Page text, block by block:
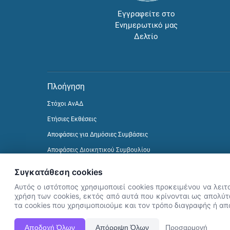
Εγγραφείτε στο
Ενημερωτικό μας
Δελτίο
Πλοήγηση
Στόχοι ΑνΑΔ
Ετήσιες Εκθέσεις
Αποφάσεις για Δημόσιες Συμβάσεις
Αποφάσεις Διοικητικού Συμβουλίου
Συγκατάθεση cookies
Αυτός ο ιστότοπος χρησιμοποιεί cookies προκειμένου να
χρήση των cookies, εκτός από αυτά που κρίνονται ως
τα cookies που χρησιμοποιούμε και τον τρόπο διαγραφής ή
Αποδοχή Όλων Απόρριψη Όλων Προσαρμογή